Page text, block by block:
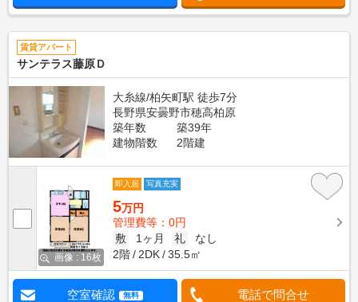
賃貸アパート
サンテラス藤原Ｄ
大糸線/柏矢町駅 徒歩7分
長野県安曇野市穂高柏原
築年数
築39年
建物階数
2階建
画像 : 16枚
即入居 写真充実
5万円
管理費等：0円
敷
1ヶ月 礼
なし
2階
2DK 35.5㎡
空室確認 無料 電話で問合せ